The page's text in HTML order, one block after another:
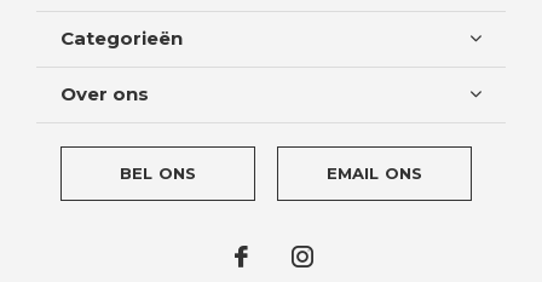
Categorieën
Over ons
BEL ONS EMAIL ONS